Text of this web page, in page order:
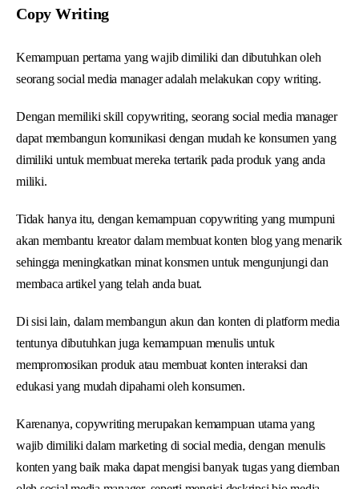
Copy Writing
Kemampuan pertama yang wajib dimiliki dan dibutuhkan oleh
seorang social media manager adalah melakukan copy writing.
Dengan memiliki skill copywriting, seorang social media manager
dapat membangun komunikasi dengan mudah ke konsumen yang
dimiliki untuk membuat mereka tertarik pada produk yang anda
miliki.
Tidak hanya itu, dengan kemampuan copywriting yang mumpuni
akan membantu kreator dalam membuat konten blog yang menarik
sehingga meningkatkan minat konsmen untuk mengunjungi dan
membaca artikel yang telah anda buat.
Di sisi lain, dalam membangun akun dan konten di platform media
tentunya dibutuhkan juga kemampuan menulis untuk
mempromosikan produk atau membuat konten interaksi dan
edukasi yang mudah dipahami oleh konsumen.
Karenanya, copywriting merupakan kemampuan utama yang
wajib dimiliki dalam marketing di social media, dengan menulis
konten yang baik maka dapat mengisi banyak tugas yang diemban